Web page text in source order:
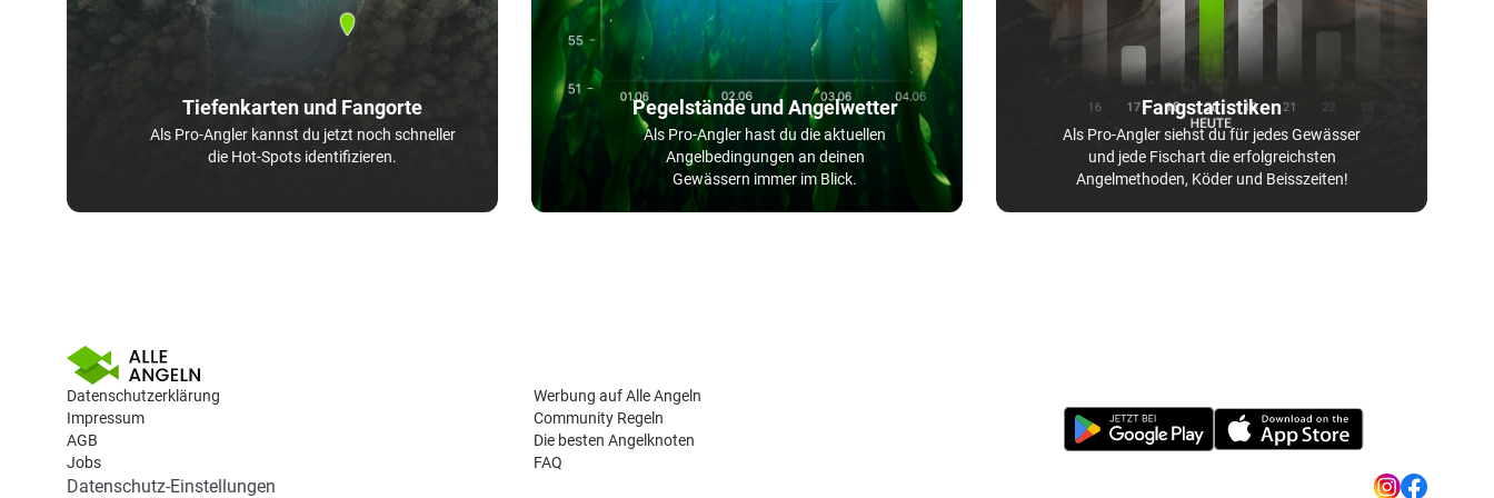
Tiefenkarten und Fangorte
Als Pro-Angler kannst du jetzt noch schneller
die Hot-Spots identifizieren.
Pegelstände und Angelwetter
Als Pro-Angler hast du die aktuellen
Angelbedingungen an deinen
Gewässern immer im Blick.
Fangstatistiken
Als Pro-Angler siehst du für jedes Gewässer
und jede Fischart die erfolgreichsten
Angelmethoden, Köder und Beisszeiten!
Datenschutzerklärung
Impressum
AGB
Jobs
Werbung auf Alle Angeln
Community Regeln
Die besten Angelknoten
FAQ
Datenschutz-Einstellungen